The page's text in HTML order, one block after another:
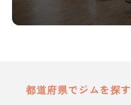
都道府県でジムを探す